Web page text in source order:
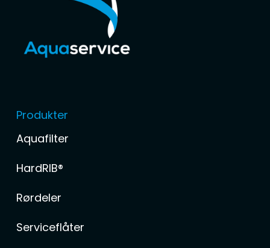
Produkter
Aquafilter
HardRIB®
Rørdeler
Serviceflåter